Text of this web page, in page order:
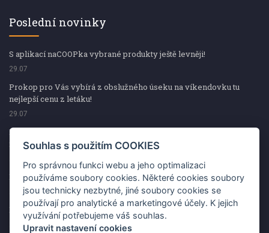
Poslední novinky
S aplikací naCOOPka vybrané produkty ještě levněji!
29.07
Prokop pro Vás vybírá z obslužného úseku na víkendovku tu
nejlepší cenu z letáku!
29.07
Prokop pro Vás vybírá z obslužného úseku na víkendovku tu
nejlepší cenu z letáku!
Kup špekáčky od Váhaly a vyhraj s naCOOPkou sekerku Fiskars
29.07
Prokop pro Vás vybírá na víkendovku ty nejlepší ceny z letáku!
29.07
Souhlas s použitím COOKIES
Pro správnou funkci webu a jeho optimalizaci
používáme soubory cookies. Některé cookies soubory
jsou technicky nezbytné, jiné soubory cookies se
používají pro analytické a marketingové účely. K jejich
využívání potřebujeme váš souhlas.
Upravit nastavení cookies